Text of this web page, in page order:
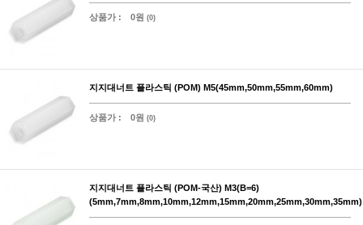
상품가 : 0원 (0)
지지대너트 플라스틱 (POM) M5(45mm,50mm,55mm,60mm)
상품가 : 0원 (0)
지지대너트 플라스틱 (POM-국산) M3(B=6)
(5mm,7mm,8mm,10mm,12mm,15mm,20mm,25mm,30mm,35mm)